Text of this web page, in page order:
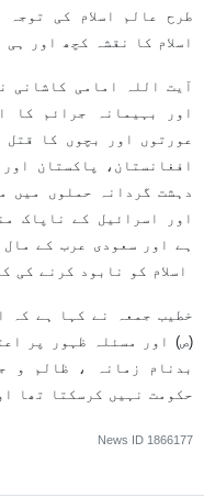
طرح عالم اسلام کی
اسلام کا نقشہ کچھ اور ہی
آیت اللہ امامی کاشانی
اور بہیمانہ جرائم کا
عورتوں اور بچوں کا قتل
افغانستان، پاکستان
دہشت گردانہ حملوں میں
اور اسرائیل کے ناپاک
ہے اور سعودی عرب کے
اسلام کو نابود کرنے کی
خطیب جمعہ نے کہا ہے کہ
(ص) اور مسئلہ ظہور پر
بدنام زمانہ ، ظالم و
حکومت نہیں کرسکتا تھا
News ID 1866177